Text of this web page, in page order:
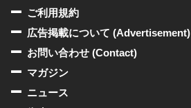
ご利用規約
広告掲載について (Advertisement)
お問い合わせ (Contact)
マガジン
ニュース